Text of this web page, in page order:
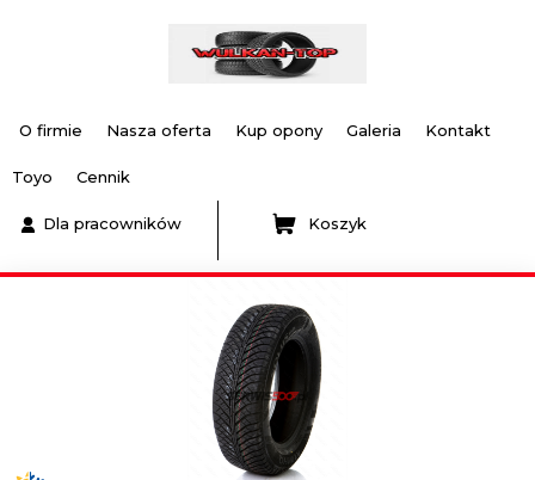
O firmie Nasza oferta Kup opony Galeria Kontakt
Toyo Cennik
Dla pracowników Koszyk